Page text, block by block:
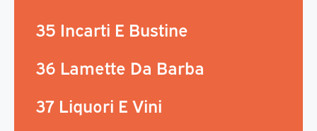
35 Incarti E Bustine
36 Lamette Da Barba
37 Liquori E Vini